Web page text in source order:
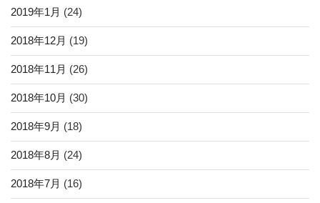
2019年1月 (24)
2018年12月 (19)
2018年11月 (26)
2018年10月 (30)
2018年9月 (18)
2018年8月 (24)
2018年7月 (16)